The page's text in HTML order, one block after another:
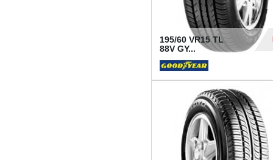
195/60 VR15 TL
88V GY...